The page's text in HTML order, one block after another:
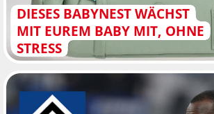
DIESES BABYNEST WÄCHST
MIT EUREM BABY MIT, OHNE
STRESS